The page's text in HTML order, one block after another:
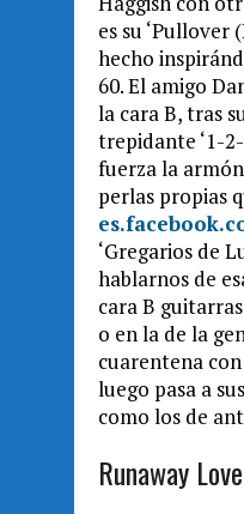
es su ‘Pullover
hecho
60. El amigo
la cara B, tras
trepidante ‘1-
fuerza la
perlas propias
‘Gregarios de
hablarnos de
cara B
o en la de la
cuarentena
luego pasa a
como los de
Runaway